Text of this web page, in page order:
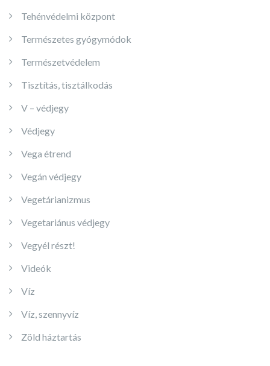
Tehénvédelmi központ
Természetes gyógymódok
Természetvédelem
Tisztítás, tisztálkodás
V – védjegy
Védjegy
Vega étrend
Vegán védjegy
Vegetárianizmus
Vegetariánus védjegy
Vegyél részt!
Videók
Víz
Víz, szennyvíz
Zöld háztartás